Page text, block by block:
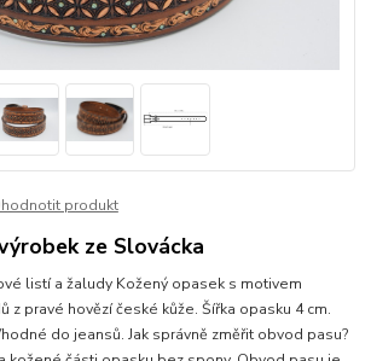
produkt
ze Slovácka
listí a žaludy Kožený opasek s motivem
z pravé hovězí české kůže. Šířka opasku 4 cm.
do jeansů. Jak správně změřit obvod pasu?